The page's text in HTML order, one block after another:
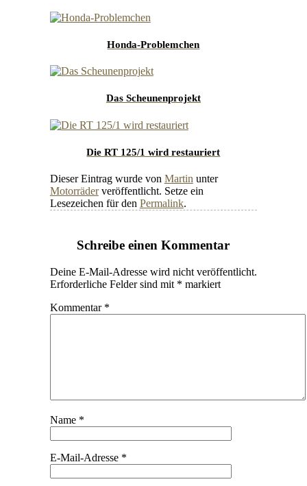
Honda-Problemchen
Das Scheunenprojekt
Die RT 125/1 wird restauriert
Dieser Eintrag wurde von Martin unter
Motorräderveröffentlicht. Setze ein
Lesezeichen für den Permalink.
Schreibe einen Kommentar
Deine E-Mail-Adresse wird nicht veröffentlicht.
Erforderliche Felder sind mit * markiert
Kommentar *
Name *
E-Mail-Adresse *